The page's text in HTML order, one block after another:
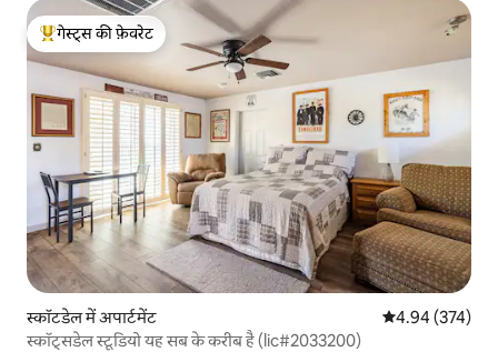
गेस्ट्स का टॉप फ़ेवरेट
गेस्ट्स की फ़ेवरेट
स्कॉटडेल में अपार्टमेंट औसत रेटिंग 5 में से
4.94 (374)
स्कॉट्सडेल स्टूडियो यह सब के करीब है (lic#2033200)